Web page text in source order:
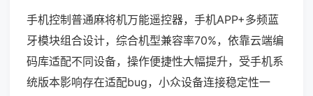
手机控制普通麻将机万能遥控器，手机APP+多频蓝
牙模块组合设计，综合机型兼容率70%，依靠云端编
码库适配不同设备，操作便捷性大幅提升，受手机系
统版本影响存在适配bug，小众设备连接稳定性一